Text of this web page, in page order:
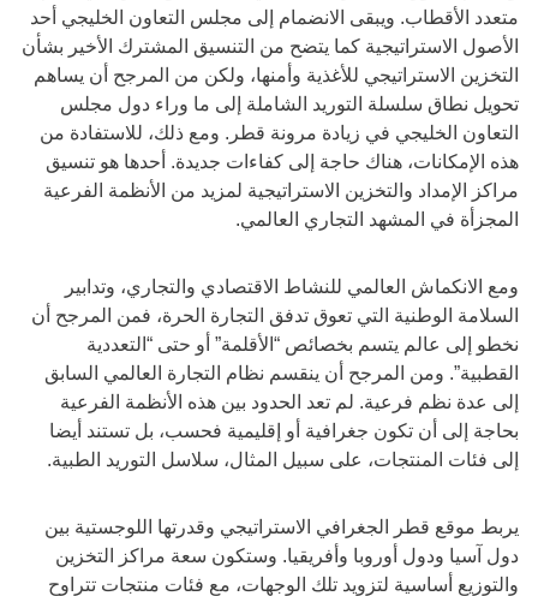
متعدد الأقطاب. ويبقى الانضمام إلى مجلس التعاون الخليجي أحد
الأصول الاستراتيجية كما يتضح من التنسيق المشترك الأخير بشأن
التخزين الاستراتيجي للأغذية وأمنها، ولكن من المرجح أن يساهم
تحويل نطاق سلسلة التوريد الشاملة إلى ما وراء دول مجلس
التعاون الخليجي في زيادة مرونة قطر. ومع ذلك، للاستفادة من
هذه الإمكانات، هناك حاجة إلى كفاءات جديدة. أحدها هو تنسيق
مراكز الإمداد والتخزين الاستراتيجية لمزيد من الأنظمة الفرعية
المجزأة في المشهد التجاري العالمي.
ومع الانكماش العالمي للنشاط الاقتصادي والتجاري، وتدابير
السلامة الوطنية التي تعوق تدفق التجارة الحرة، فمن المرجح أن
نخطو إلى عالم يتسم بخصائص “الأقلمة” أو حتى “التعددية
القطبية”. ومن المرجح أن ينقسم نظام التجارة العالمي السابق
إلى عدة نظم فرعية. لم تعد الحدود بين هذه الأنظمة الفرعية
بحاجة إلى أن تكون جغرافية أو إقليمية فحسب، بل تستند أيضا
إلى فئات المنتجات، على سبيل المثال، سلاسل التوريد الطبية.
يربط موقع قطر الجغرافي الاستراتيجي وقدرتها اللوجستية بين
دول آسيا ودول أوروبا وأفريقيا. وستكون سعة مراكز التخزين
والتوزيع أساسية لتزويد تلك الوجهات، مع فئات منتجات تتراوح